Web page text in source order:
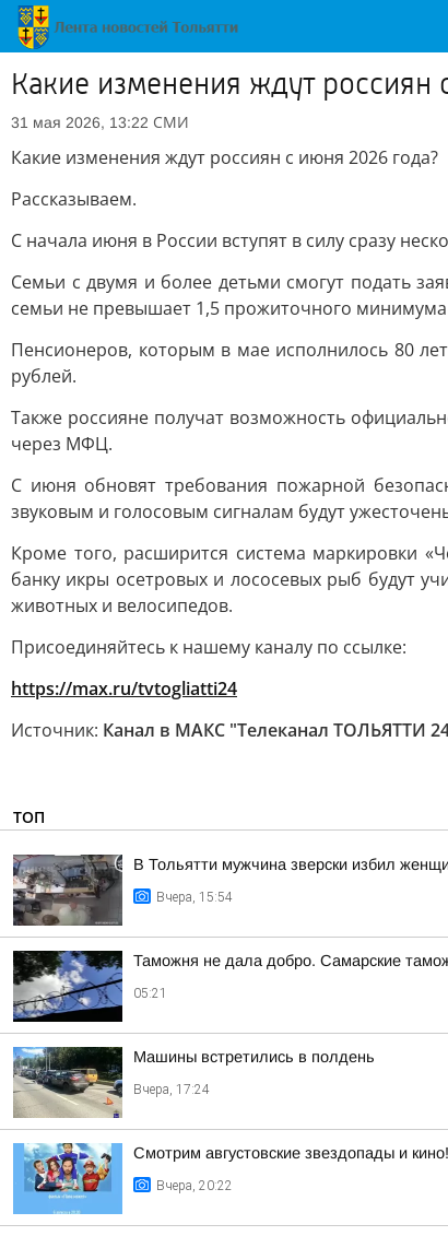
Какие изменения ждут россиян
31 мая 2026, 13:22 СМИ
Какие изменения ждут россиян с июня 2026 года?
Рассказываем.
С начала июня в России вступят в силу сразу
Семьи с двумя и более детьми смогут подать
семьи не превышает 1,5 прожиточного
Пенсионеров, которым в мае исполнилось 80
рублей.
Также россияне получат возможность
через МФЦ.
С июня обновят требования пожарной
звуковым и голосовым сигналам будут
Кроме того, расширится система маркировки
банку икры осетровых и лососевых рыб будут
животных и велосипедов.
Присоединяйтесь к нашему каналу по ссылке:
https://max.ru/tvtogliatti24
Источник: Канал в МАКС "Телеканал ТОЛЬЯТТИ
ТОП
В Тольятти мужчина зверски избил
Вчера, 15:54
Таможня не дала добро. Самарские
05:21
Машины встретились в полдень
Вчера, 17:24
Смотрим августовские звездопады и кино!
Вчера, 20:22